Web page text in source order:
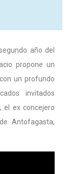
año del
propone un
un profundo
invitados
; el ex concejero
Antofagasta,